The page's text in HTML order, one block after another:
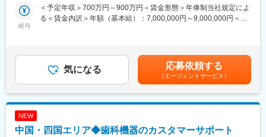
平均年収907万円と医療機器メーカーでNo1の平均年収を誇り、住
宅手当・家族手当・借り上げ社宅等と手当がかなり充実しており
ト。ジョブローテーションや研修でキャリアの幅を広げられま
す。
HP：https://fms-careers.fujifilm.com/environment/training/
変更の範囲：会社の定める業務
規開拓後、一度使用していただくとリピート率が高いです。新規
開拓は製品の使用時には、手術に立ち会い、製品の特性について
なるやりがいは、医療業界ならではの醍醐味です。また、予算を
達成できた際のインセンティブ制度も充実しているため、自身の
成長を数字で感じることが可能です。
＜一日のスケジュール＞
午後：病院訪問2件⇒手術立ち合い
給与
＜予定年収＞700万円～900万円＜賃金形態＞年俸制当社規定によ
る＜賃金内訳＞年額（基本給）：7,000,000円～9,000,000円＜月
であり、選考を通じて上下する可能性があります。月給(月額)は固
定手当を含めた表記です。
気になる 応募依頼する
（エージェントサービス）
NEW
中国・四国エリア◆歯科機器のカスタマーサポート